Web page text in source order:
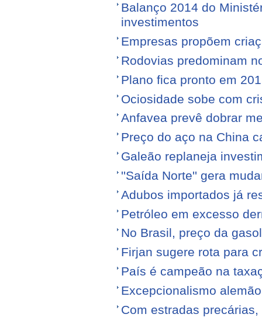
Balanço 2014 do
investimentos
Empresas propõem
Rodovias predominam
Plano fica pronto em
Ociosidade sobe com
Anfavea prevê dobrar
Preço do aço na China
Galeão replaneja
''Saída Norte'' gera
Adubos importados já
Petróleo em excesso
No Brasil, preço da
Firjan sugere rota para
País é campeão na
Excepcionalismo alemão
Com estradas